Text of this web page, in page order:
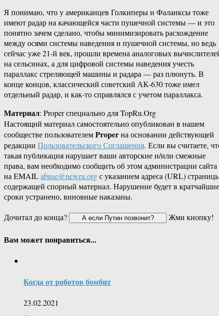
Я понимаю, что у американцев Голкиперы и Фаланксы тоже
имеют радар на качающейся части пушечной системы — и это
понятно зачем сделано, чтобы минимизировать расхождение
между осями системы наведения и пушечной системы, но ведь
сейчас уже 21-й век, прошли времена аналоговых
на сельсинах, а для цифровой системы наведения учесть
параллакс стреляющей машины и радара — раз плюнуть. В
конце концов, классический советский АК-630 тоже имел
отдельный радар, и как-то справлялся с учетом параллакса.
Материал: Proper специально для TopRu.Org
Настоящий материал самостоятельно опубликован в нашем
сообществе пользователемProperна основании действующей
редакции Пользовательского Соглашения. Если вы считаете,
такая публикация нарушает ваши авторские и/или смежные
права, вам необходимо сообщить об этом администрации сайта
на EMAILabuse@newru.orgс указанием адреса (URL)
содержащей спорный материал. Нарушение будет в кратчайшие
сроки устранено, виновные наказаны.
Дочитал до конца?
Жми кнопку!
Вам может понравиться...
Когда от роботов бомбит
23.02.2021